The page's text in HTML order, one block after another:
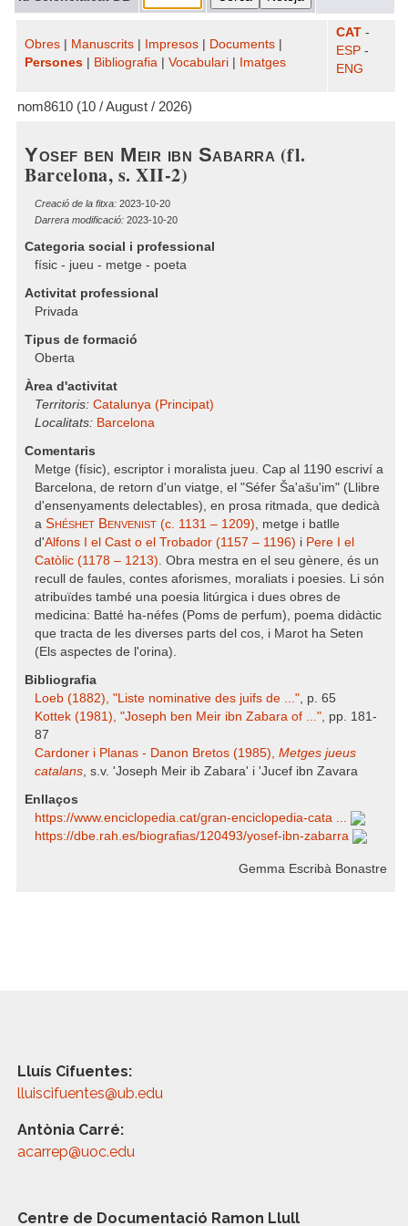
Obres Manuscrits Impresos Documents
Persones
Bibliografia Vocabulari Imatges
CAT -
ESP -
ENG
nom8610 (10 / August / 2026)
Yosef ben Meir ibn Sabarra (fl.
Barcelona, s. XII-2)
Creació de la fitxa: 2023-10-20
Darrera modificació: 2023-10-20
Categoria social i professional
físic - jueu - metge - poeta
Activitat professional
Privada
Tipus de formació
Oberta
Àrea d'activitat
Territoris: Catalunya (Principat)
Localitats: Barcelona
Comentaris
Metge (físic), escriptor i moralista jueu. Cap al 1190 escriví a
Barcelona, de retorn d'un viatge, el "Séfer Ša'ašu'im" (Llibre
d'ensenyaments delectables), en prosa ritmada, que dedicà
a Shéshet Benvenist (c. 1131 – 1209), metge i batlle
d'Alfons I el Cast o el Trobador (1157 – 1196) i Pere I el
Catòlic (1178 – 1213). Obra mestra en el seu gènere, és un
recull de faules, contes aforismes, moraliats i poesies. Li són
atribuïdes també una poesia litúrgica i dues obres de
medicina: Batté ha-néfes (Poms de perfum), poema didàctic
que tracta de les diverses parts del cos, i Marot ha Seten
(Els aspectes de l'orina).
Bibliografia
Loeb (1882), "Liste nominative des juifs de ...", p. 65
Kottek (1981), "Joseph ben Meir ibn Zabara of ...", pp. 181-
87
Cardoner i Planas - Danon Bretos (1985), Metges jueus
catalans, s.v. 'Joseph Meir ib Zabara' i 'Jucef ibn Zavara
Enllaços
https:/​/​www.enciclopedia.cat/​gran-enciclopedia-cata ...
https:/​/​dbe.rah.es/​biografias/​120493/​yosef-ibn-zabarra
Gemma Escribà Bonastre
Lluís Cifuentes:
lluiscifuentes@ub.edu
Antònia Carré:
acarrep@uoc.edu
Centre de Documentació Ramon Llull